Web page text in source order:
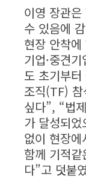
이영 장관
수 있음에
현장 안착
기업·중견
도 초기부
조직(TF) 참
싶다”, “법
가 달성되
없이 현장
함께 기적
다”고 덧붙